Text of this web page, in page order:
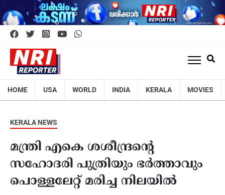
HOME USA WORLD INDIA KERALA MOVIES
KERALA NEWS
മന്ത്രി എകെ ശശീന്ദ്രന്റെ
സഹോദരി പുത്രിയും ഭര്‍ത്താവും
പൊള്ളലേറ്റ് മരിച്ച നിലയില്‍